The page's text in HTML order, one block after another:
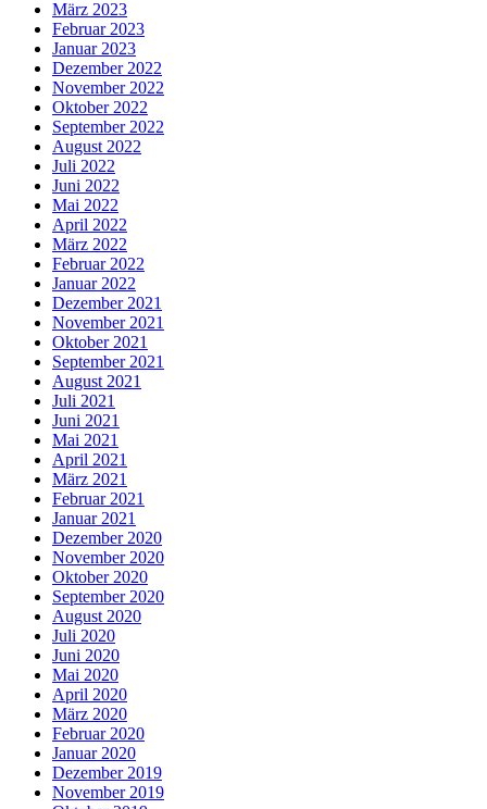
März 2023
Februar 2023
Januar 2023
Dezember 2022
November 2022
Oktober 2022
September 2022
August 2022
Juli 2022
Juni 2022
Mai 2022
April 2022
März 2022
Februar 2022
Januar 2022
Dezember 2021
November 2021
Oktober 2021
September 2021
August 2021
Juli 2021
Juni 2021
Mai 2021
April 2021
März 2021
Februar 2021
Januar 2021
Dezember 2020
November 2020
Oktober 2020
September 2020
August 2020
Juli 2020
Juni 2020
Mai 2020
April 2020
März 2020
Februar 2020
Januar 2020
Dezember 2019
November 2019